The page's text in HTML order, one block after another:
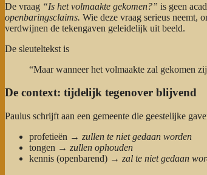
De vraag “Is het volmaakte gekomen?” is geen
openbaringsclaims. Wie deze vraag serieus neemt,
verdwijnen de tekengaven geleidelijk uit beeld.
De sleuteltekst is
“Maar wanneer het volmaakte zal gekomen
De context: tijdelijk tegenover blijvend
Paulus schrijft aan een gemeente die geestelijke
profetieën → zullen te niet gedaan worden
tongen → zullen ophouden
kennis (openbarend) → zal te niet gedaan